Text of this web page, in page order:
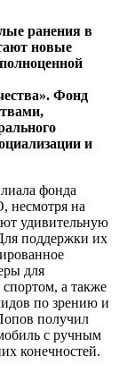
ранения в
новые
Фонд
и
фонда
несмотря на
удивительную
поддержки их
для
спортом, а также
по зрению и
получил
с ручным
конечностей.